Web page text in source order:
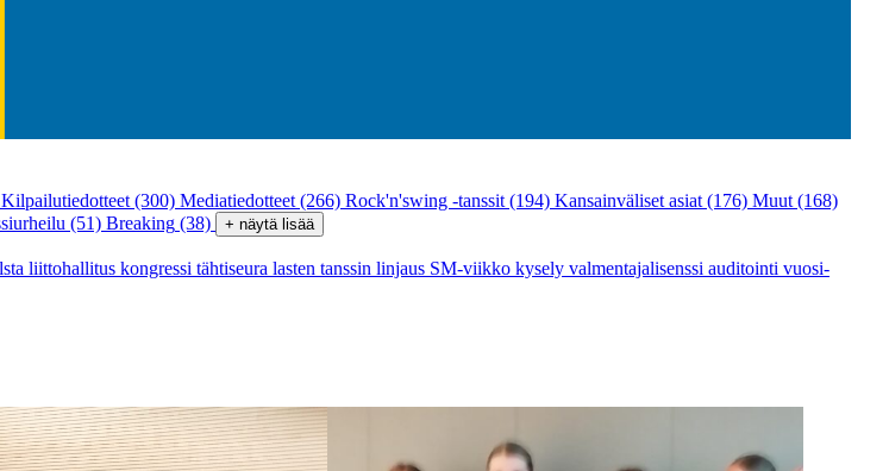
Kilpailutiedotteet (300) Mediatiedotteet (266) Rock'n'swing -tanssit (194) Kansainväliset asiat (176) Muut (168)
(51) Breaking (38) + näytä lisää
liittohallitus kongressi tähtiseura lasten tanssin linjaus SM-viikko kysely valmentajalisenssi auditointi vuosi-